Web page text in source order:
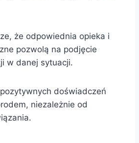
że odpowiednia opieka i
pozwolą na podjęcie
w danej sytuacji.
doświadczeń
niezależnie od